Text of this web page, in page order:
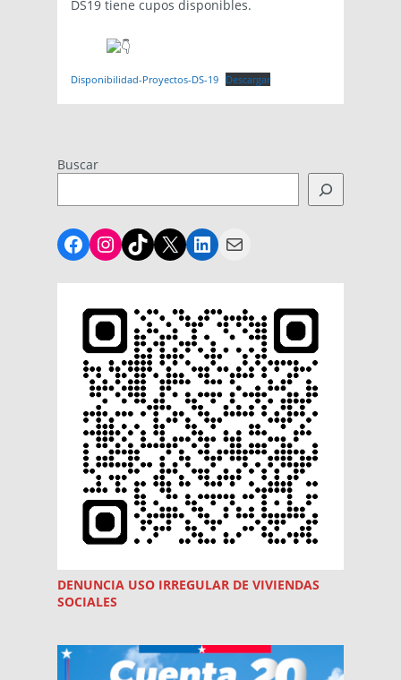
DS19 tiene cupos disponibles.
Disponibilidad-Proyectos-DS-19 Descargar
Buscar
Facebook
Instagram
TikTok
X LinkedIn
Mail
DENUNCIA USO IRREGULAR DE VIVIENDAS
SOCIALES